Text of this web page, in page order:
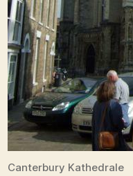
Canterbury Kathedrale